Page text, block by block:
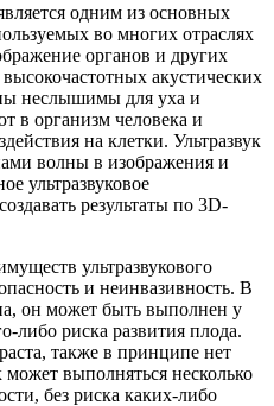
одним из основных
во многих отраслях
органов и других
акустических
неслышимы для уха и
в организм человека и
на клетки. Ультразвук
волны в изображения и
ультразвуковое
результаты по 3D-
ультразвукового
и неинвазивность. В
он может быть выполнен у
либо риска развития плода.
также в принципе нет
может выполняться несколько
без риска каких-либо